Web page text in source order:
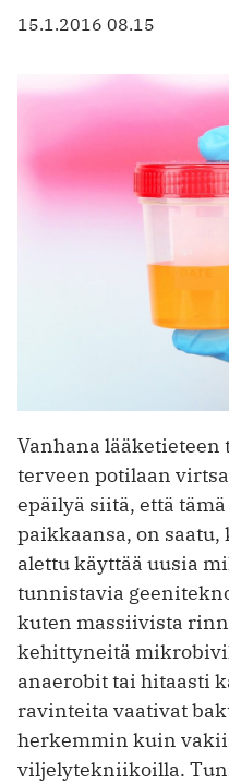
15.1.2016 08.15
Vanhana lääketieteen
terveen potilaan
epäilyä siitä, että
paikkaansa, on
alettu käyttää uusia
tunnistavia
kuten massiivista
kehittyneitä
anaerobit tai hitaasti
ravinteita vaativat
herkemmin kuin
viljelytekniikoilla.